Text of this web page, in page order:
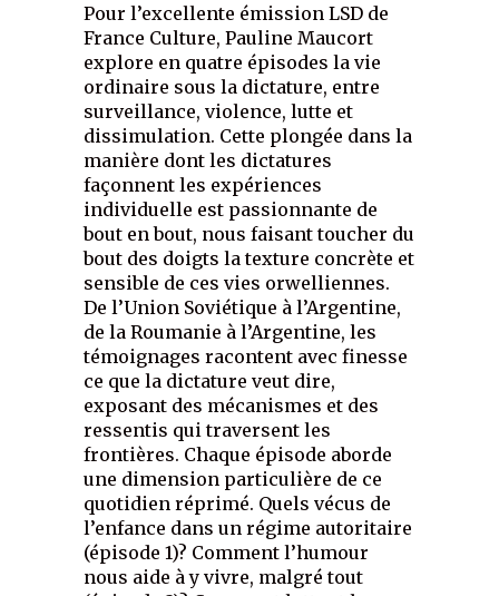
Pour l’excellente émission LSD de
France Culture, Pauline Maucort
explore en quatre épisodes la vie
ordinaire sous la dictature, entre
surveillance, violence, lutte et
dissimulation. Cette plongée dans la
manière dont les dictatures
façonnent les expériences
individuelle est passionnante de
bout en bout, nous faisant toucher du
bout des doigts la texture concrète et
sensible de ces vies orwelliennes.
De l’Union Soviétique à l’Argentine,
de la Roumanie à l’Argentine, les
témoignages racontent avec finesse
ce que la dictature veut dire,
exposant des mécanismes et des
ressentis qui traversent les
frontières. Chaque épisode aborde
une dimension particulière de ce
quotidien réprimé. Quels vécus de
l’enfance dans un régime autoritaire
(épisode 1)? Comment l’humour
nous aide à y vivre, malgré tout